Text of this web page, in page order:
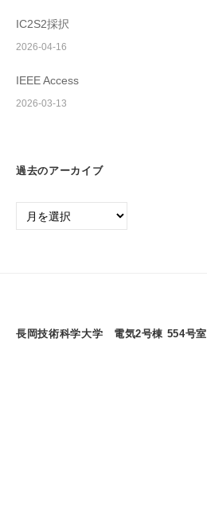
IC2S2採択
2026-04-16
IEEE Access
2026-03-13
過去のアーカイブ
過
ブ
長岡技術科学大学 電気2号棟 554号室